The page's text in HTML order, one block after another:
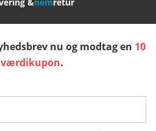
Slovenija
Danmark Norge
lande
nu og modtag en 10
.